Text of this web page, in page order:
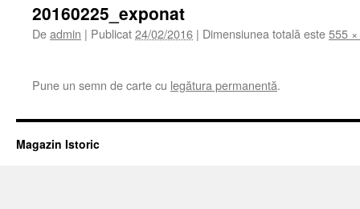
20160225_exponat
Deadmin | Publicat24/02/2016 | Dimensiunea totală este555
Pune un semn de carte cu legătura permanentă.
Magazin Istoric